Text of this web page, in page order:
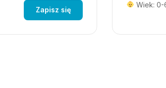
Zapisz się
Wiek: 0-